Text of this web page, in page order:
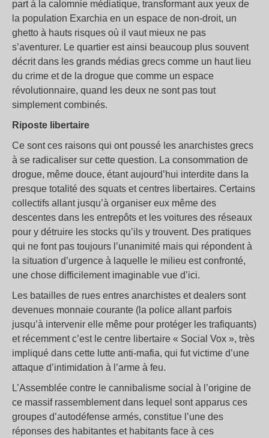
part à la calomnie médiatique, transformant aux yeux de
la population Exarchia en un espace de non-droit, un
ghetto à hauts risques où il vaut mieux ne pas
s’aventurer. Le quartier est ainsi beaucoup plus souvent
décrit dans les grands médias grecs comme un haut lieu
du crime et de la drogue que comme un espace
révolutionnaire, quand les deux ne sont pas tout
simplement combinés.
Riposte libertaire
Ce sont ces raisons qui ont poussé les anarchistes grecs
à se radicaliser sur cette question. La consommation de
drogue, même douce, étant aujourd’hui interdite dans la
presque totalité des squats et centres libertaires. Certains
collectifs allant jusqu’à organiser eux même des
descentes dans les entrepôts et les voitures des réseaux
pour y détruire les stocks qu’ils y trouvent. Des pratiques
qui ne font pas toujours l’unanimité mais qui répondent à
la situation d’urgence à laquelle le milieu est confronté,
une chose difficilement imaginable vue d’ici.
Les batailles de rues entres anarchistes et dealers sont
devenues monnaie courante (la police allant parfois
jusqu’à intervenir elle même pour protéger les trafiquants)
et récemment c’est le centre libertaire « Social Vox », très
impliqué dans cette lutte anti-mafia, qui fut victime d’une
attaque d’intimidation à l’arme à feu.
L’Assemblée contre le cannibalisme social à l’origine de
ce massif rassemblement dans lequel sont apparus ces
groupes d’autodéfense armés, constitue l’une des
réponses des habitantes et habitants face à ces